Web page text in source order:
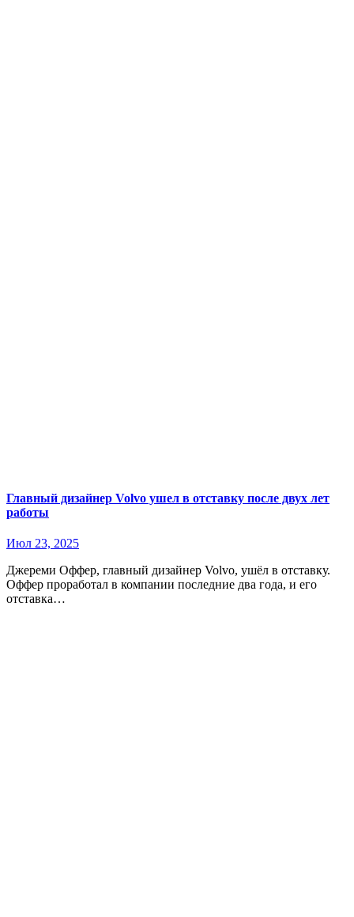
Главный дизайнер Volvo ушел в отставку после двух лет
работы
Июл 23, 2025
Джереми Оффер, главный дизайнер Volvo, ушёл в отставку.
Оффер проработал в компании последние два года, и его
отставка…